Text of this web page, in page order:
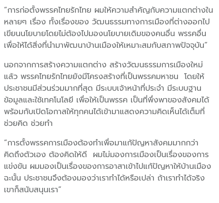
“การก่อตั้งพรรคไทยรักไทย ผมให้ความสำคัญกับความแตกต่างใน
หลายๆ เรื่อง ทั้งเรื่องของ วัฒนธรรมทางการเมืองที่ต่างออกไป
เขียนนโยบายโดยไม่ต้องไปมองนโยบายเดิมของคนอื่น พรรคอื่น
เพื่อให้ได้สิ่งที่นำมาพัฒนาบ้านเมืองให้เหมาะสมกับสภาพปัจจุบัน”
นอกจากการสร้างความแตกต่าง สร้างวัฒนธรรมการเมืองใหม่
แล้ว พรรคไทยรักไทยยังมีโครงสร้างที่เป็นพรรคมหาชน โดยให้
ประชาชนมีส่วนร่วมมากที่สุด มีระบบเจ้าหน้าที่ประจำ มีระบบฐาน
ข้อมูลและใช้เทคโนโลยี เพื่อให้เป็นพรรค เป็นที่พึ่งพาของสังคมได้
พร้อมกับเปิดโอกาสให้ทุกคนได้เข้ามาแสดงความคิดเห็นได้เต็มที่
ช่วยคิด ช่วยทำ
“การตั้งพรรคการเมืองต้องทำเพื่อมาแก้ปัญหาสังคมมากกว่า
คิดถึงตัวเอง ต้องคิดให้ดี ผมไม่มองการเมืองเป็นเรื่องของการ
แข่งขัน ผมมองเป็นเรื่องของการอาสาเข้าไปแก้ปัญหาให้บ้านเมือง
ฉะนั้น ประชาชนจึงต้องมองว่าเราทำได้หรือเปล่า ถ้าเราทำได้จริง
เขาก็สนับสนุนเรา”